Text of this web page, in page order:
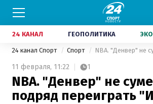
24 КАНАЛ ГЕОПОЛИТИКА
24 канал Спорт Спорт
11 февраля, 11:22 1
NBA. "Денвер" не
подряд переиграть